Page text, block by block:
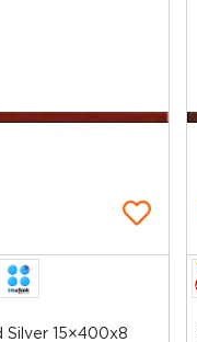
Silver 15×400x8